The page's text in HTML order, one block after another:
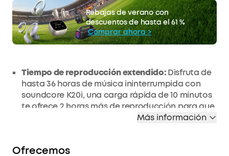
6 €
Descuento
código:WS24D2D7K81I
La oferta termina pronto.
COPIAR
Rebajas de verano con
descuentos de hasta el 61 %
Comprar ahora >
Tiempo de reproducción extendido:Disfruta de
hasta 36 horas de música ininterrumpida con
soundcore K20i, una carga rápida de 10 minutos
te ofrece 2 horas más de reproducción para que
siempre estés listo para sumergirte en el sonido,
transductor dinámico de 13 mm y un innovador
Más información
Ofrecemos